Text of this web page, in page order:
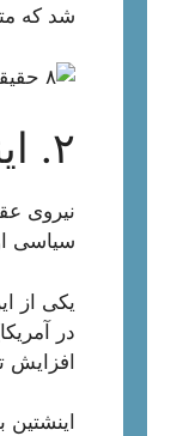
شد که
۲. اینشتین او را دیوانه خطاب می‌کرد
نیروی
سیاسی
یکی از
در
افزایش